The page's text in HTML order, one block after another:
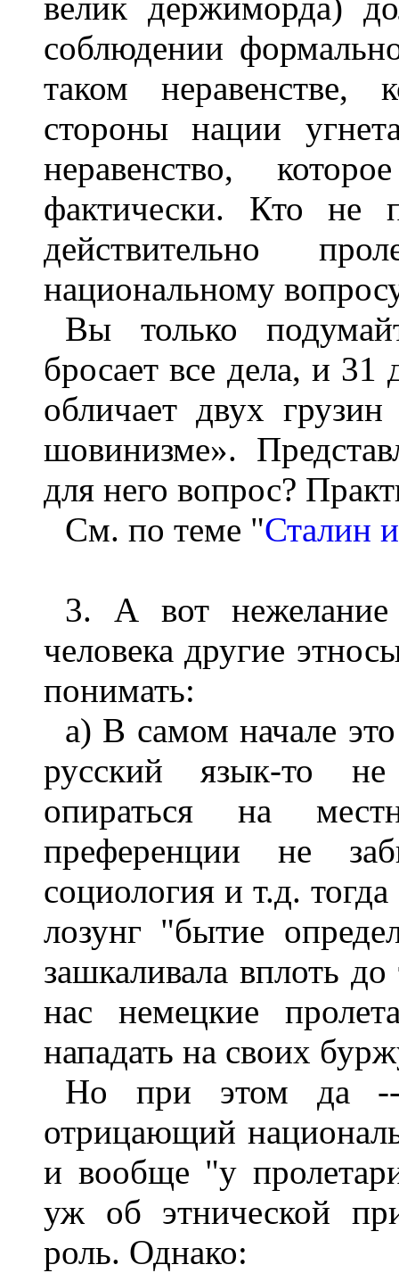
велик держиморда)
соблюдении
таком
стороны нации
неравенство,
фактически. Кто не
действительно
национальному
Вы только
бросает все дела, и
обличает двух
шовинизме».
для него вопрос?
См. по теме "Сталин
3. А вот нежелание
человека другие
понимать:
а) В самом начале
русский язык-то
опираться на
преференции не
социология и т.д.
лозунг "бытие
зашкаливала вплоть
нас немецкие
нападать на своих
Но при этом да --
отрицающий
и вообще "у
уж об этнической
роль. Однако: